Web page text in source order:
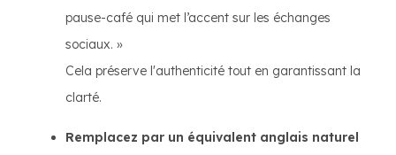
pause-café qui met l’accent sur les échanges
sociaux. »
Cela préserve l'authenticité tout en garantissant la
clarté.
Remplacez par un équivalent anglais naturel